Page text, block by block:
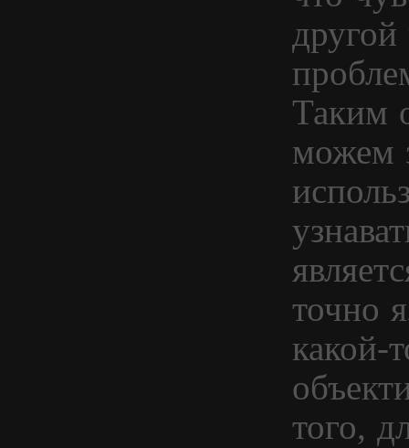
Таким
можем
точно
какой-
того,